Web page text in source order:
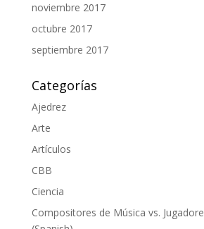
noviembre 2017
octubre 2017
septiembre 2017
Categorías
Ajedrez
Arte
Artículos
CBB
Ciencia
Compositores de Música vs.